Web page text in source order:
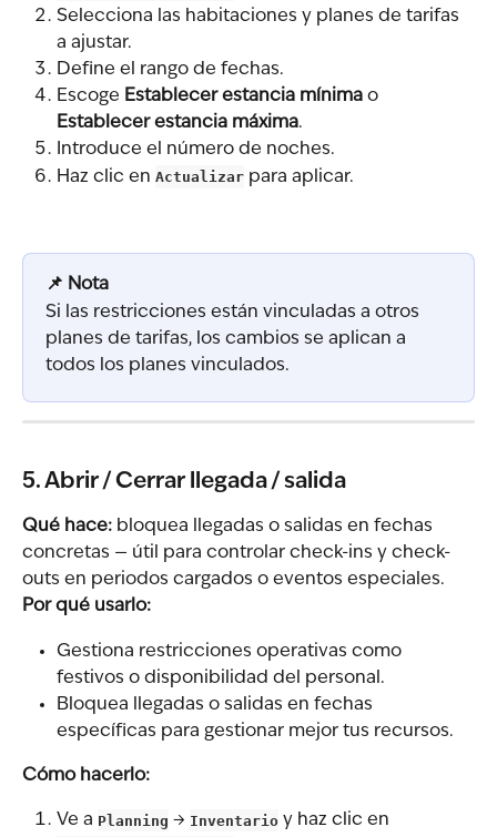
Selecciona las habitaciones y planes de tarifas
a ajustar.
Define el rango de fechas.
Escoge Establecer estancia mínima o
Establecer estancia máxima.
Introduce el número de noches.
Haz clic en Actualizar para aplicar.
📌 Nota
Si las restricciones están vinculadas a otros
planes de tarifas, los cambios se aplican a
todos los planes vinculados.
5. Abrir / Cerrar llegada / salida
Qué hace: bloquea llegadas o salidas en fechas
concretas — útil para controlar check-ins y check-
outs en periodos cargados o eventos especiales.
Por qué usarlo:
Gestiona restricciones operativas como
festivos o disponibilidad del personal.
Bloquea llegadas o salidas en fechas
específicas para gestionar mejor tus recursos.
Cómo hacerlo:
Ve a Planning → Inventario y haz clic en